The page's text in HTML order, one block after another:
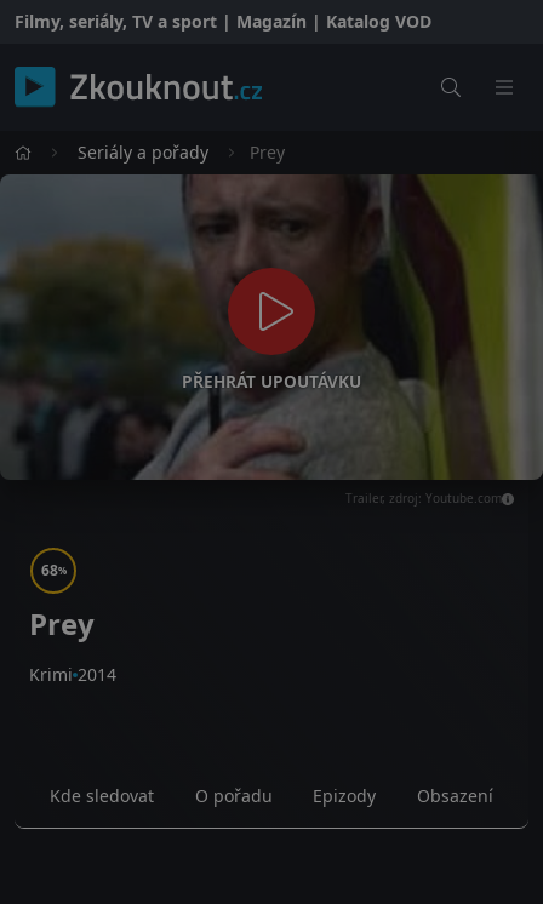
Filmy, seriály, TV a sport | Magazín | Katalog VOD
Seriály a pořady Prey
PŘEHRÁT UPOUTÁVKU
Trailer, zdroj: Youtube.com
68%
Prey
Krimi 2014
Kde sledovat O pořadu Epizody Obsazení